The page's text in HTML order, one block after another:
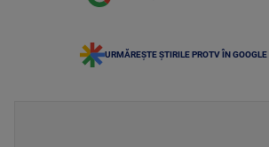
URMĂREȘTE ȘTIRILE PROTV ÎN